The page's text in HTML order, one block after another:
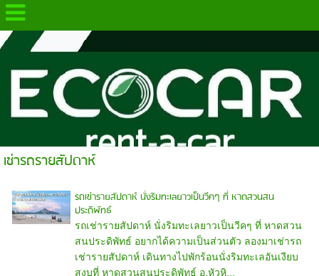
.
เช่ารถรายสัปดาห์
รถเช่ารายสัปดาห์ นั่งริมทะเลยาวเป็นวีคๆ ที่ หาดสวนสน
ประดิพัทธ์
รถเช่ารายสัปดาห์ นั่งริมทะเลยาวเป็นวีคๆ ที่ หาดสวน
สนประดิพัทธ์ อยากได้ความเป็นส่วนตัว ลองมาเช่ารถ
เช่ารายสัปดาห์ เดินทางไปพักร้อนนั่งริมทะเลอันเงียบ
สงบที่ หาดสวนสนประดิพัทธ์ อ.หัวหิ...